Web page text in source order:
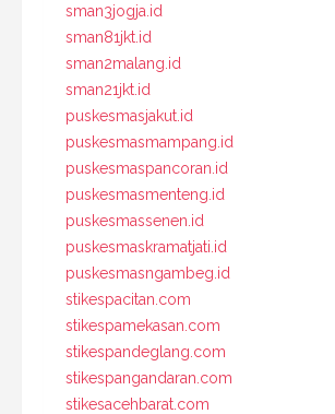
sman3jogja.id
sman81jkt.id
sman2malang.id
sman21jkt.id
puskesmasjakut.id
puskesmasmampang.id
puskesmaspancoran.id
puskesmasmenteng.id
puskesmassenen.id
puskesmaskramatjati.id
puskesmasngambeg.id
stikespacitan.com
stikespamekasan.com
stikespandeglang.com
stikespangandaran.com
stikesacehbarat.com